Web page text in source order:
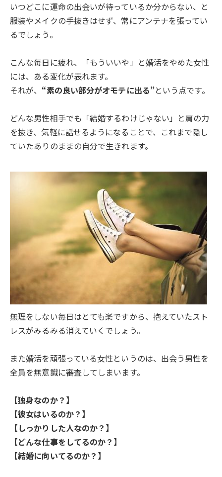
いつどこに運命の出会いが待っているか分からない、と
服装やメイクの手抜きはせず、常にアンテナを張ってい
るでしょう。
こんな毎日に疲れ、「もういいや」と婚活をやめた女性
には、ある変化が表れます。
それが、 “素の良い部分がオモテに出る”という点です。
どんな男性相手でも「結婚するわけじゃない」と肩の力
を抜き、気軽に話せるようになることで、これまで隠し
ていたありのままの自分で生きれます。
無理をしない毎日はとても楽ですから、抱えていたスト
レスがみるみる消えていくでしょう。
また婚活を頑張っている女性というのは、出会う男性を
全員を無意識に審査してしまいます。
【独身なのか？】
【彼女はいるのか？】
【しっかりした人なのか？】
【どんな仕事をしてるのか？】
【結婚に向いてるのか？】